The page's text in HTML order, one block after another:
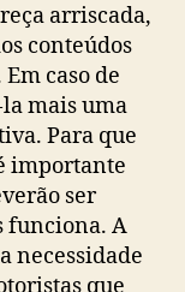
arriscada,
conteúdos
caso de
mais uma
Para que
importante
ser
funciona. A
necessidade
que